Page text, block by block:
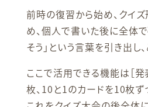
前時の復習から始め、クイ
め、個人で書いた後に全体
そう」という言葉を引き出し
ここで活用できる機能は［
枚、10と1のカードを10枚ず